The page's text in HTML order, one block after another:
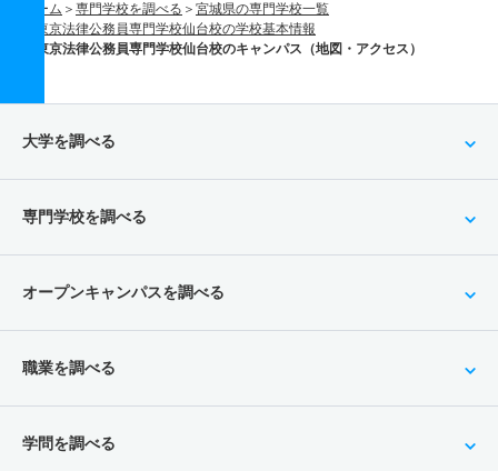
ホーム 専門学校を調べる
宮城県の専門学校一覧
東京法律公務員専門学校仙台校の学校基本情報
東京法律公務員専門学校仙台校のキャンパス（地図・アクセス）
大学を調べる
専門学校を調べる
オープンキャンパスを調べる
職業を調べる
学問を調べる